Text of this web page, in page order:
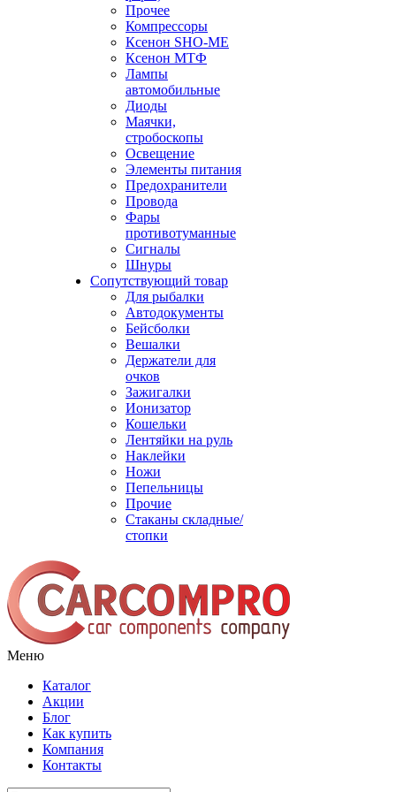
Прочее
Компрессоры
Ксенон SHO-ME
Ксенон МТФ
Лампы
автомобильные
Диоды
Маячки,
стробоскопы
Освещение
Элементы питания
Предохранители
Провода
Фары
противотуманные
Сигналы
Шнуры
Сопутствующий товар
Для рыбалки
Автодокументы
Бейсболки
Вешалки
Держатели для
очков
Зажигалки
Ионизатор
Кошельки
Лентяйки на руль
Наклейки
Ножи
Пепельницы
Прочие
Стаканы складные/
стопки
Меню
Каталог
Акции
Блог
Как купить
Компания
Контакты